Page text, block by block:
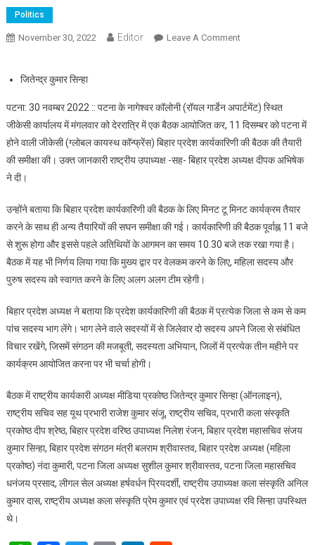
Politics
November 30, 2022 Editor Leave A CommentOn जीकेसी बिहार
जितेन्द्र कुमार सिन्हा
पटना: 30 नवम्बर 2022 :: पटना के नागेश्वर कॉलोनी (रॉयल गार्डेन अपार्टमेंट) स्थित
जीकेसी कार्यालय में मंगलवार को देररात्रि में एक बैठक आयोजित कर, 11 दिसम्बर को पटना में
होने वाली जीकेसी (ग्लोबल कायस्थ कॉन्फ्रेंस) बिहार प्रदेश कार्यकारिणी की बैठक की तैयारी
की समीक्षा की। उक्त जानकारी राष्ट्रीय उपाध्यक्ष -सह- बिहार प्रदेश अध्यक्ष दीपक अभिषेक
ने दी।
उन्होंने बताया कि बिहार प्रदेश कार्यकारिणी की बैठक के लिए मिनट टू मिनट कार्यक्रम तैयार
करने के साथ ही अन्य तैयारियों की सघन समीक्षा की गई। कार्यकारिणी की बैठक पूर्वाह्न 11 बजे
से शुरू होगा और इससे पहले अतिथियों के आगमन का समय 10.30 बजे तक रखा गया है।
बैठक में यह भी निर्णय लिया गया कि मुख्य द्वार पर वेलकम करने के लिए, महिला सदस्य और
पुरुष सदस्य को स्वागत करने के लिए अलग अलग टीम रहेगी।
बिहार प्रदेश अध्यक्ष ने बताया कि प्रदेश कार्यकारिणी की बैठक में प्रत्येक जिला से कम से कम
पांच सदस्य भाग लेंगे। भाग लेने वाले सदस्यों में से जिलेवार दो सदस्य अपने जिला से संबंधित
विचार रखेंगे, जिसमें संगठन की मजबूती, सदस्यता अभियान, जिलों में प्रत्येक तीन महीने पर
कार्यक्रम आयोजित करना पर भी चर्चा होगी।
बैठक में राष्ट्रीय कार्यकारी अध्यक्ष मीडिया प्रकोष्ठ जितेन्द्र कुमार सिन्हा (ऑनलाइन),
राष्ट्रीय सचिव सह यूथ प्रभारी राजेश कुमार संजू, राष्ट्रीय सचिव, प्रभारी कला संस्कृति
प्रकोष्ठ दीप श्रेष्ठ, बिहार प्रदेश वरिष्ठ उपाध्यक्ष निलेश रंजन, बिहार प्रदेश महासचिव संजय
कुमार सिन्हा, बिहार प्रदेश संगठन मंत्री बलराम श्रीवास्तव, बिहार प्रदेश अध्यक्ष (महिला
प्रकोष्ठ) नंदा कुमारी, पटना जिला अध्यक्ष सुशील कुमार श्रीवास्तव, पटना जिला महासचिव
धनंजय प्रसाद, लीगल सेल अध्यक्ष हर्षवर्धन प्रियदर्शी, राष्ट्रीय उपाध्यक्ष कला संस्कृति अनिल
कुमार दास, राष्ट्रीय अध्यक्ष कला संस्कृति प्रेम कुमार एवं प्रदेश उपाध्यक्ष रवि सिन्हा उपस्थित
थे।